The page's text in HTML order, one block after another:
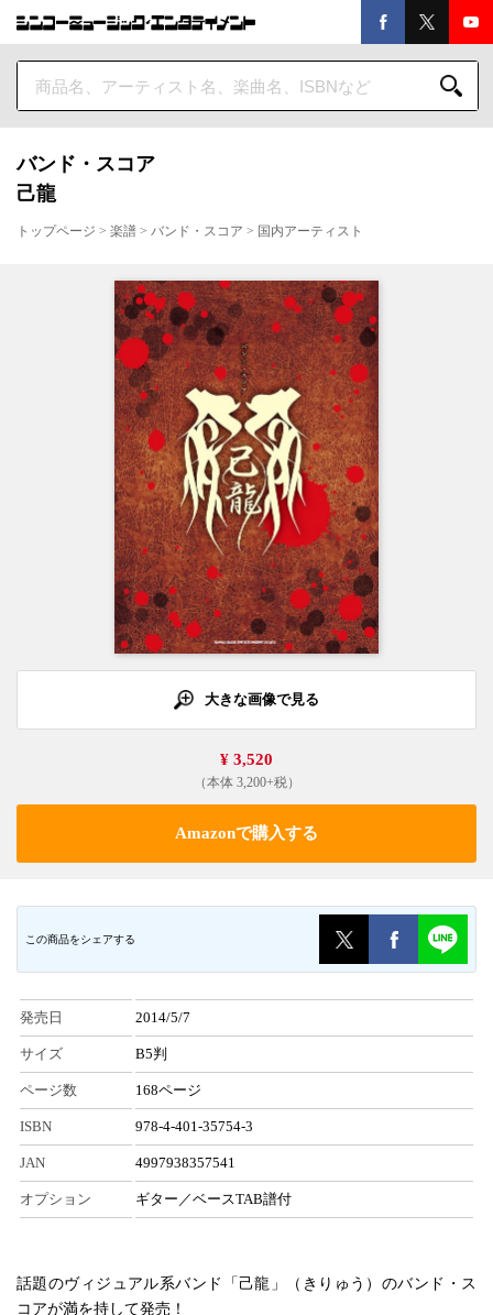
バンド・スコア
己龍
トップページ > 楽譜 > バンド・スコア > 国内アーティスト
大きな画像で見る
¥ 3,520
（本体 3,200+税）
Amazonで購入する
この商品をシェアする
発売日 2014/5/7
サイズ B5判
ページ数 168ページ
ISBN 978-4-401-35754-3
JAN 4997938357541
オプション ギター／ベースTAB譜付
話題のヴィジュアル系バンド「己龍」（きりゅう）のバンド・ス
コアが満を持して発売！